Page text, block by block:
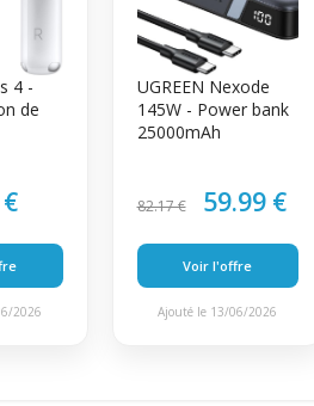
4 -
de
2026
UGREEN Nexode
145W - Power bank
25000mAh
82.17 € 59.99 €
Voir l'offre
Ajouté le 13/06/2026